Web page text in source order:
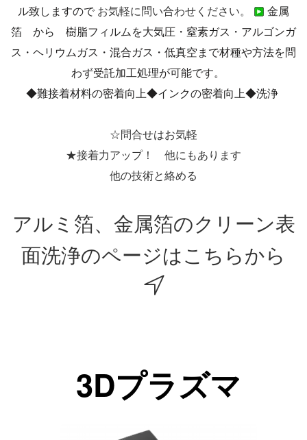
ル致しますので お気軽に問い合わせください。
金属
箔 から 樹脂フィルムを大気圧・窒素ガス・アルゴンガ
ス・ヘリウムガス・混合ガス・低真空まで材種や方法を問
わず受託加工処理が可能です。
◆難接着材料の密着向上◆インクの密着向上◆洗浄
☆問合せはお気軽
★接着力アップ！ 他にもあります
他の技術と絡める
アルミ箔、金属箔のクリーン表
面洗浄のページはこちらから
3Dプラズマ